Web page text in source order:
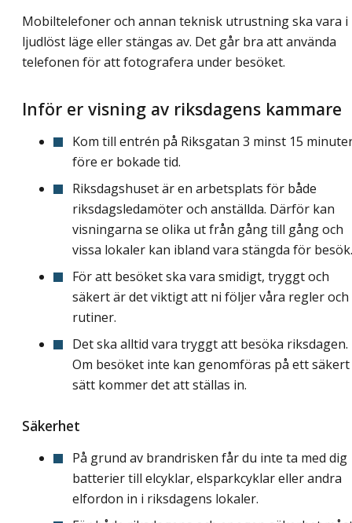
Mobiltelefoner och annan teknisk utrustning ska vara i
ljudlöst läge eller stängas av. Det går bra att använda
telefonen för att fotografera under besöket.
Inför er visning av riksdagens kammare
Kom till entrén på Riksgatan 3 minst 15
före er bokade tid.
Riksdagshuset är en arbetsplats för både
riksdagsledamöter och anställda. Därför kan
visningarna se olika ut från gång till gång och
vissa lokaler kan ibland vara stängda för besök.
För att besöket ska vara smidigt, tryggt och
säkert är det viktigt att ni följer våra regler och
rutiner.
Det ska alltid vara tryggt att besöka riksdagen.
Om besöket inte kan genomföras på ett säkert
sätt kommer det att ställas in.
Säkerhet
På grund av brandrisken får du inte ta med dig
batterier till elcyklar, elsparkcyklar eller andra
elfordon in i riksdagens lokaler.